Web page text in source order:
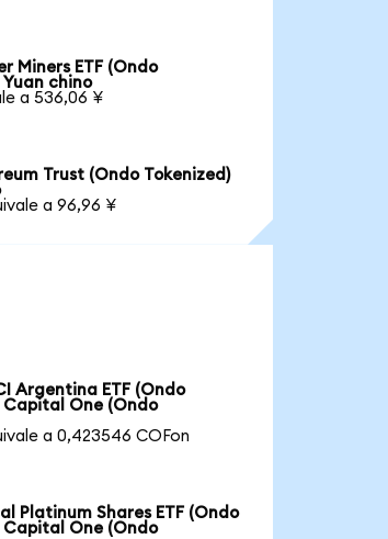
Miners ETF (Ondo
chino
a 536,06 ¥
Trust (Ondo Tokenized)
a 96,96 ¥
Argentina ETF (Ondo
Capital One (Ondo
a 0,423546 COFon
Platinum Shares ETF (Ondo
Capital One (Ondo